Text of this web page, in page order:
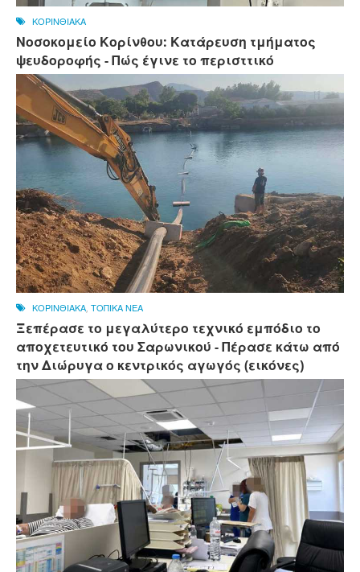
ΚΟΡΙΝΘΙΑΚΑ
Νοσοκομείο Κορίνθου: Κατάρευση τμήματος
ψευδοροφής - Πώς έγινε το περισττικό
ΚΟΡΙΝΘΙΑΚΑ ΤΟΠΙΚΑ ΝΕΑ
Ξεπέρασε το μεγαλύτερο τεχνικό εμπόδιο το
αποχετευτικό του Σαρωνικού - Πέρασε κάτω από
την Διώρυγα ο κεντρικός αγωγός (εικόνες)